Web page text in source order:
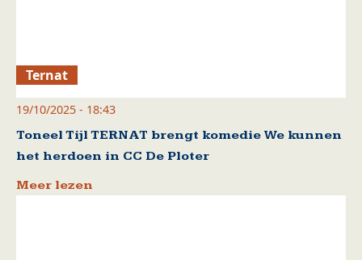
Ternat
19/10/2025 - 18:43
Toneel Tijl TERNAT brengt komedie We kunnen
het herdoen in CC De Ploter
Meer lezen